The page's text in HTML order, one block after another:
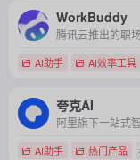
WorkBuddy
AI助手 AI效率工具
夸克AI
AI助手 热门产品